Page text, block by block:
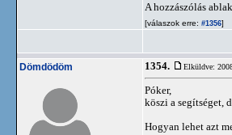
A hozzászólás
[válaszok erre: #1356]
Dömdödöm 1354. Elküldve:
Póker,
köszi a segítséget,
Hogyan lehet azt